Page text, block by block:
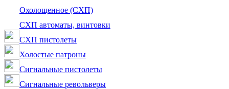
Охолощенное (СХП)
СХП автоматы, винтовки
СХП пистолеты
Холостые патроны
Сигнальные пистолеты
Сигнальные револьверы